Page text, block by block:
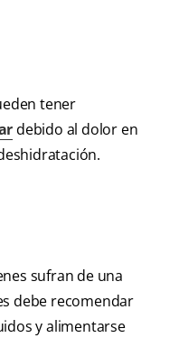
tener
debido al dolor en
sufran de una
debe recomendar
y alimentarse